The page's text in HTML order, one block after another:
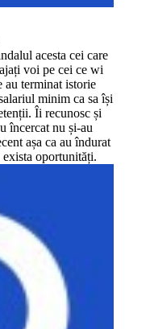
acesta cei care
voi pe cei ce wi
au terminat istorie
minim ca sa își
Îi recunosc și
încercat nu și-au
așa ca au îndurat
oportunități.